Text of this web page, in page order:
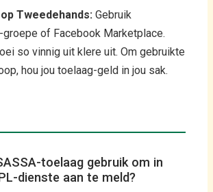
Tweedehands: Gebruik
groepe of Facebook Marketplace.
so vinnig uit klere uit. Om gebruikte
hou jou toelaag-geld in jou sak.
toelaag gebruik om in
dienste aan te meld?